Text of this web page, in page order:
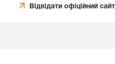
Відвідати офіційний сайт